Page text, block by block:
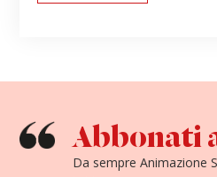
Abbonati
Da sempre Animazione